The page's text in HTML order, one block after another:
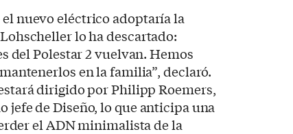
nuevo eléctrico adoptaría la
lo ha descartado:
del Polestar 2 vuelvan. Hemos
en la familia”, declaró.
dirigido por Philipp Roemers,
jefe de Diseño, lo que anticipa una
el ADN minimalista de la